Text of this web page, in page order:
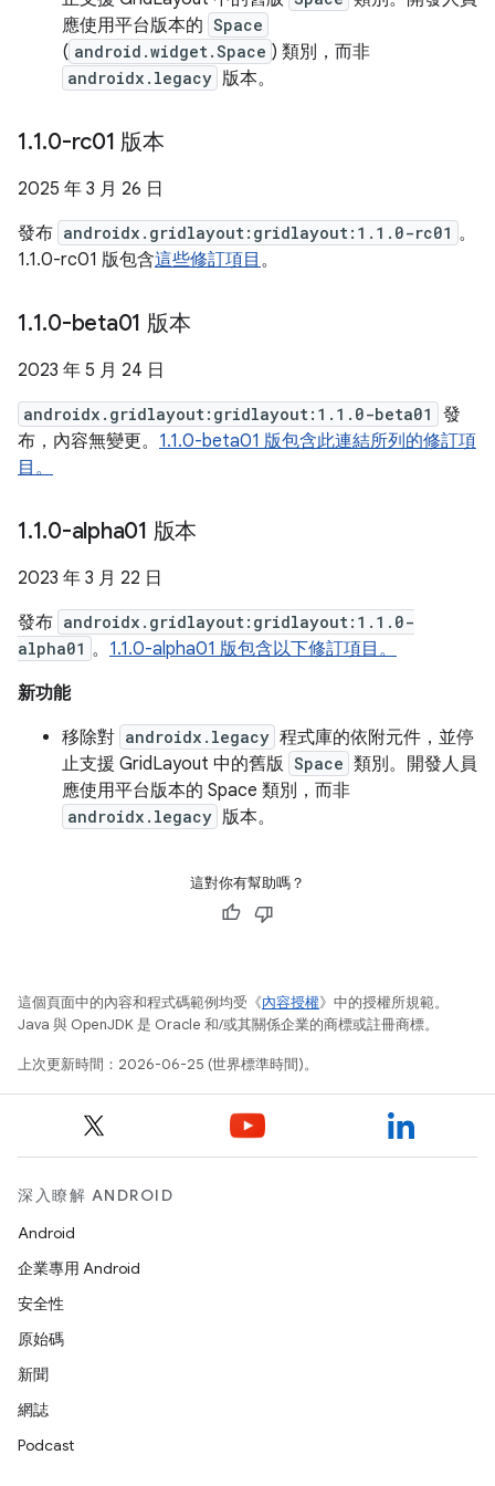
應使用平台版本的 Space
( android.widget.Space ) 類別，而非
androidx.legacy 版本。
1.1.0-rc01 版本
2025 年 3 月 26 日
發布 androidx.gridlayout:gridlayout:1.1.0-rc01 。
1.1.0-rc01 版包含這些修訂項目 。
1.1.0-beta01 版本
2023 年 5 月 24 日
androidx.gridlayout:gridlayout:1.1.0-beta01
發
布，內容無變更。 1.1.0-beta01 版包含此連結所列的修訂項
目。
1.1.0-alpha01 版本
2023 年 3 月 22 日
發布 androidx.gridlayout:gridlayout:1.1.0-
alpha01 。 1.1.0-alpha01 版包含以下修訂項目。
新功能
移除對 androidx.legacy 程式庫的依附元件，並停
止支援 GridLayout 中的舊版 Space 類別。開發人員
應使用平台版本的 Space 類別，而非
androidx.legacy 版本。
這對你有幫助嗎？
這個頁面中的內容和程式碼範例均受《內容授權》中的授權所規範。
Java 與 OpenJDK 是 Oracle 和/或其關係企業的商標或註冊商標。
上次更新時間：2026-06-25 (世界標準時間)。
深入瞭解 ANDROID
Android
企業專用 Android
安全性
原始碼
新聞
網誌
Podcast